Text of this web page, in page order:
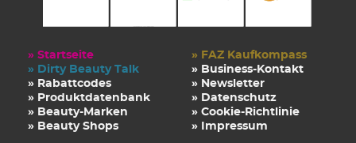
» Startseite
» Dirty Beauty Talk
» Rabattcodes
» Produktdatenbank
» Beauty-Marken
» Beauty Shops
» FAZ Kaufkompass
» Business-Kontakt
» Newsletter
» Datenschutz
» Cookie-Richtlinie
» Impressum